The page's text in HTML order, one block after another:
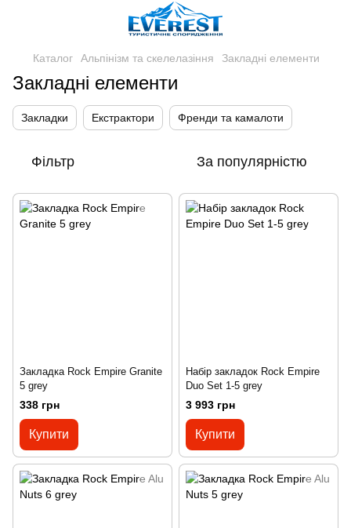
Каталог Альпінізм та скелелазіння Закладні елементи
Закладні елементи
Закладки Екстрактори Френди та камалоти
Фільтр За популярністю
Закладка Rock Empire Granite
5 grey
338 грн
Купити
Набір закладок Rock Empire
Duo Set 1-5 grey
3 993 грн
Купити